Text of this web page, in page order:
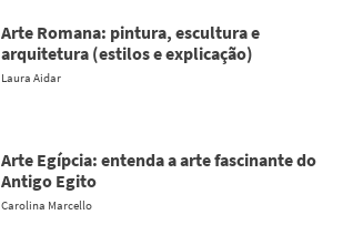
Arte Romana: pintura, escultura e
arquitetura (estilos e explicação)
Laura Aidar
Arte Egípcia: entenda a arte fascinante do
Antigo Egito
Carolina Marcello